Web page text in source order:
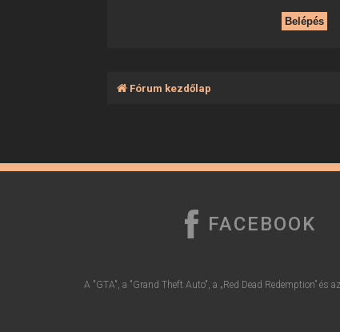
Fórum kezdőlap
FACEBOOK
A "GTA", a "Grand Theft Auto", a „Red Dead Redemption”